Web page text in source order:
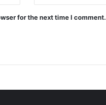
for the next time I comment.